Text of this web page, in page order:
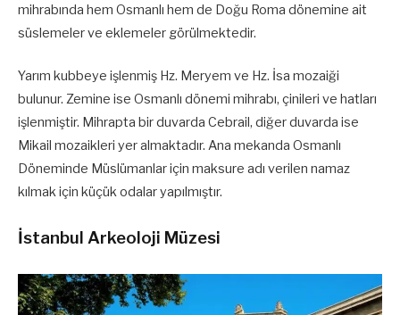
mihrabında hem Osmanlı hem de Doğu Roma dönemine ait
süslemeler ve eklemeler görülmektedir.
Yarım kubbeye işlenmiş Hz. Meryem ve Hz. İsa mozaiği
bulunur. Zemine ise Osmanlı dönemi mihrabı, çinileri ve hatları
işlenmiştir. Mihrapta bir duvarda Cebrail, diğer duvarda ise
Mikail mozaikleri yer almaktadır. Ana mekanda Osmanlı
Döneminde Müslümanlar için maksure adı verilen namaz
kılmak için küçük odalar yapılmıştır.
İstanbul Arkeoloji Müzesi